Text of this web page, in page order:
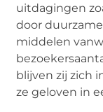
uitdagingen
door
middelen
blijven zij zich
ze geloven in